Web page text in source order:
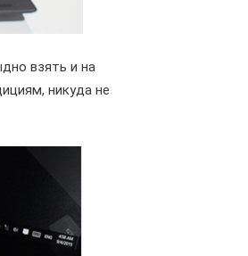
взять и на
никуда не